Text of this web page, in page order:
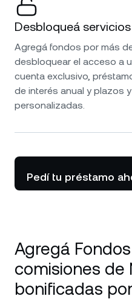
Desbloqueá
Agregá fondos por más
desbloquear el acceso a
cuenta exclusivo,
de interés anual y plazos
personalizadas.
Pedí tu préstamo
Agregá
comisiones de
bonificadas